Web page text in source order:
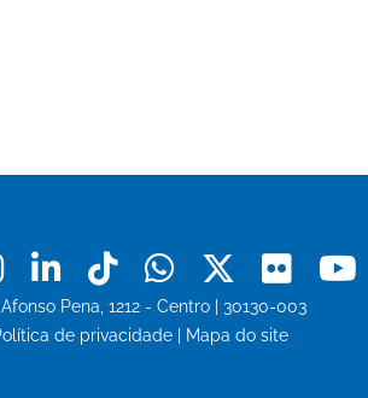
Instagram
LinkedinTiktokWhatsapp
X Flickr
Afonso Pena, 1212 - Centro | 30130-003
de privacidade
Mapa do site